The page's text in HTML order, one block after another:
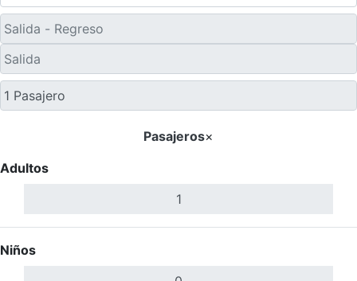
Pasajeros×
Adultos
Niños